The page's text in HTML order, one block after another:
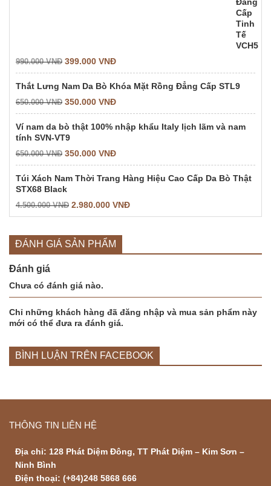
990.000VNĐ 399.000 VNĐ
Thắt Lưng Nam Da Bò Khóa Mặt Rồng Đẳng Cấp STL9
650.000VNĐ 350.000 VNĐ
Ví nam da bò thật 100% nhập khẩu Italy lịch lãm và nam
tính SVN-VT9
650.000VNĐ 350.000 VNĐ
Túi Xách Nam Thời Trang Hàng Hiệu Cao Cấp Da Bò Thật
STX68 Black
4.500.000VNĐ 2.980.000 VNĐ
ĐÁNH GIÁ SẢN PHẨM
Đánh giá
Chưa có đánh giá nào.
Chỉ những khách hàng đã đăng nhập và mua sản phẩm này
mới có thể đưa ra đánh giá.
BÌNH LUẬN TRÊN FACEBOOK
THÔNG TIN LIÊN HỆ
Địa chỉ: 128 Phát Diệm Đông, TT Phát Diệm – Kim Sơn –
Ninh Bình
Điện thoại: (+84)248 5868 666